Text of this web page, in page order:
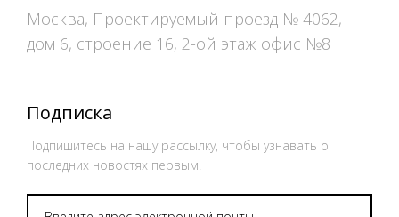
Москва, Проектируемый проезд № 4062,
дом 6, строение 16, 2-ой этаж офис №8
Подписка
Подпишитесь на нашу рассылку, чтобы узнавать о
последних новостях первым!